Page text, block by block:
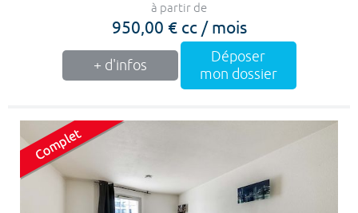
à partir de
950,00 € cc / mois
+ d'infos
Déposer
mon dossier